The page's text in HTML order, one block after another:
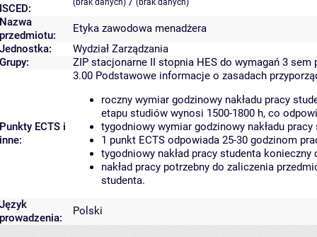
ISCED:
(brak danych) (brak danych)
Nazwa
przedmiotu:
Etyka zawodowa menadżera
Jednostka:
Wydział Zarządzania
Grupy:
ZIP stacjonarne II stopnia HES do wymagań 3 sem
Punkty ECTS i
inne:
3.00 Podstawowe informacje o zasadach
roczny wymiar godzinowy nakładu pracy
etapu studiów wynosi 1500-1800 h, co
tygodniowy wymiar godzinowy nakładu
1 punkt ECTS odpowiada 25-30 godzinom
tygodniowy nakład pracy studenta
nakład pracy potrzebny do zaliczenia
studenta.
Język
prowadzenia:
Polski